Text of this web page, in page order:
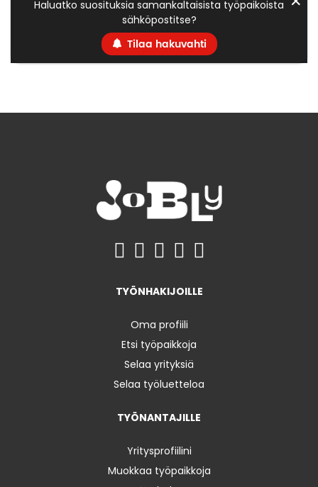
Haluatko suosituksia samankaltaisista työpaikoista
sähköpostitse?
Tilaa hakuvahti
TYÖNHAKIJOILLE
Oma profiili
Etsi työpaikkoja
Selaa yrityksiä
Selaa työluetteloa
TYÖNANTAJILLE
Yritysprofiilini
Muokkaa työpaikkoja